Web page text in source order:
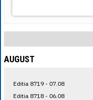
AUGUST
Editia 8719 - 07.08
Editia 8718 - 06.08